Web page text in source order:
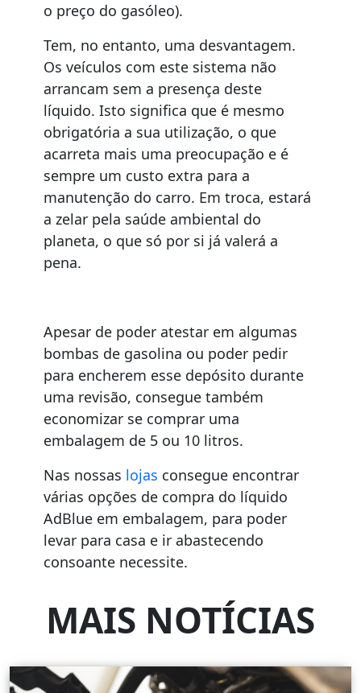
o preço do gasóleo).
Tem, no entanto, uma desvantagem.
Os veículos com este sistema não
arrancam sem a presença deste
líquido. Isto significa que é mesmo
obrigatória a sua utilização, o que
acarreta mais uma preocupação e é
sempre um custo extra para a
manutenção do carro. Em troca, estará
a zelar pela saúde ambiental do
planeta, o que só por si já valerá a
pena.
Apesar de poder atestar em algumas
bombas de gasolina ou poder pedir
para encherem esse depósito durante
uma revisão, consegue também
economizar se comprar uma
embalagem de 5 ou 10 litros.
Nas nossas lojas consegue encontrar
várias opções de compra do líquido
AdBlue em embalagem, para poder
levar para casa e ir abastecendo
consoante necessite.
MAIS NOTÍCIAS